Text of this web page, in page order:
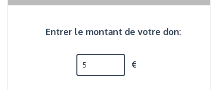
Entrer le montant de votre don:
€